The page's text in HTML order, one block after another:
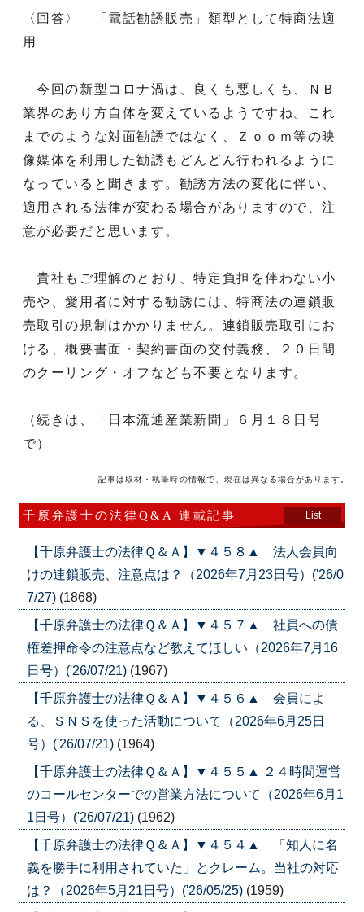
〈回答〉 「電話勧誘販売」類型として特商法適
用
今回の新型コロナ渦は、良くも悪しくも、ＮＢ
業界のあり方自体を変えているようですね。これ
までのような対面勧誘ではなく、Ｚｏｏｍ等の映
像媒体を利用した勧誘もどんどん行われるように
なっていると聞きます。勧誘方法の変化に伴い、
適用される法律が変わる場合がありますので、注
意が必要だと思います。
貴社もご理解のとおり、特定負担を伴わない小
売や、愛用者に対する勧誘には、特商法の連鎖販
売取引の規制はかかりません。連鎖販売取引にお
ける、概要書面・契約書面の交付義務、２０日間
のクーリング・オフなども不要となります。
（続きは、「日本流通産業新聞」６月１８日号
で）
記事は取材・執筆時の情報で、現在は異なる場合があります。
千原弁護士の法律Q&A 連載記事 List
【千原弁護士の法律Ｑ＆Ａ】▼４５８▲ 法人会員向
けの連鎖販売、注意点は？（2026年7月23日号）('26/0
7/27) (1868)
【千原弁護士の法律Ｑ＆Ａ】▼４５７▲ 社員への債
権差押命令の注意点など教えてほしい（2026年7月16
日号）('26/07/21) (1967)
【千原弁護士の法律Ｑ＆Ａ】▼４５６▲ 会員によ
る、ＳＮＳを使った活動について（2026年6月25日
号）('26/07/21) (1964)
【千原弁護士の法律Ｑ＆Ａ】▼４５５▲ ２４時間運営
のコールセンターでの営業方法について（2026年6月1
1日号）('26/07/21) (1962)
【千原弁護士の法律Ｑ＆Ａ】▼４５４▲ 「知人に名
義を勝手に利用されていた」とクレーム。当社の対応
は？（2026年5月21日号）('26/05/25) (1959)